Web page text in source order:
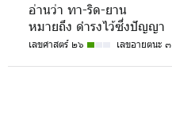
อ่านว่า ทา-ริด-ยาน
หมายถึง ดำรงไว้ซึ่งปัญญา
เลขศาสตร์ ๒๖ เลขอายตนะ ๓